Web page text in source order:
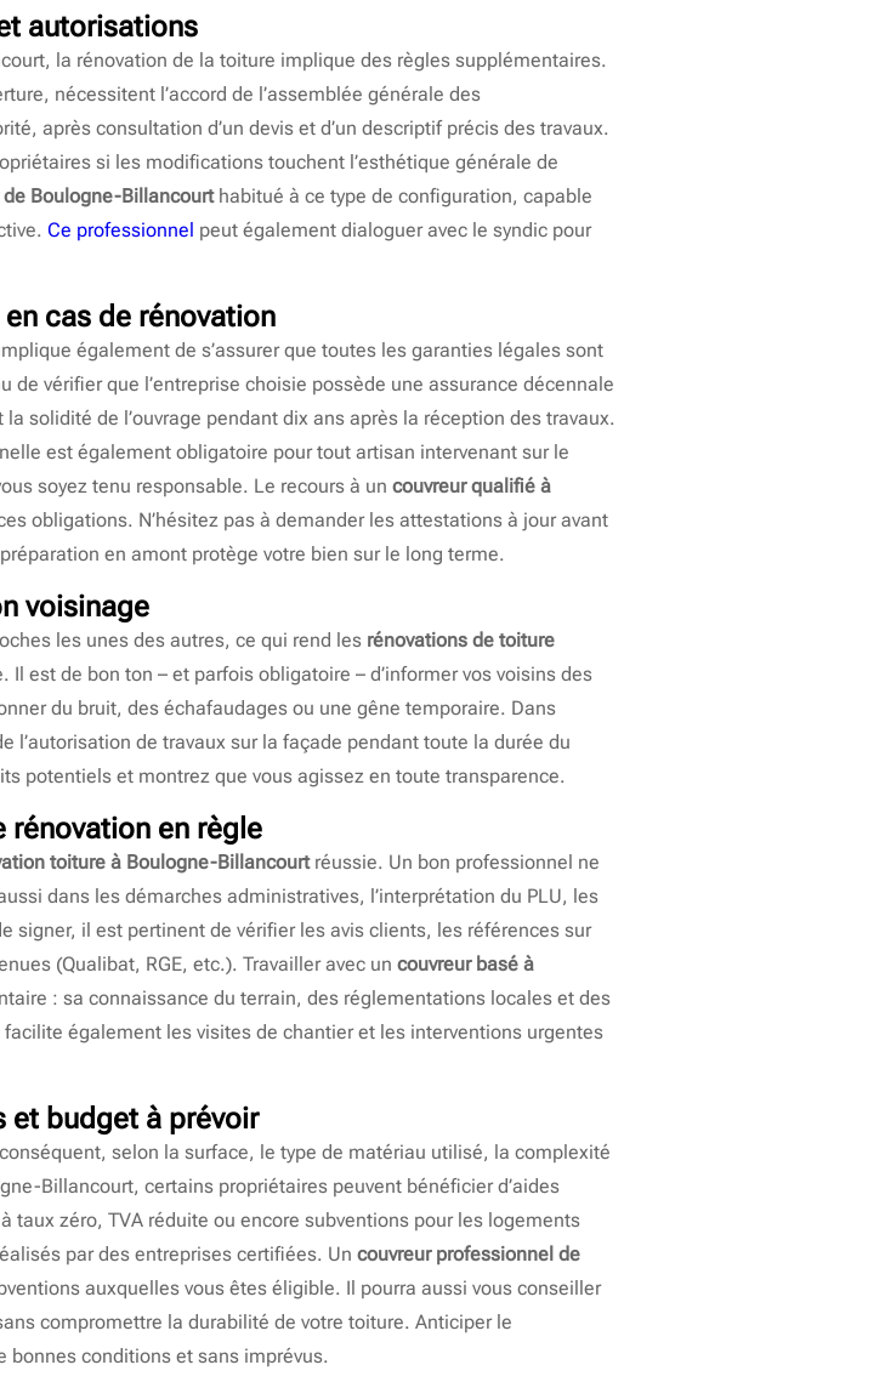
autorisations
la rénovation de la toiture implique des règles supplémentaires.
nécessitent l’accord de l’assemblée générale des
après consultation d’un devis et d’un descriptif précis des travaux.
si les modifications touchent l’esthétique générale de
de Boulogne-Billancourthabitué à ce type de configuration, capable
Ce professionnel peut également dialoguer avec le syndic pour
cas de rénovation
également de s’assurer que toutes les garanties légales sont
vérifier que l’entreprise choisie possède une assurance décennale
solidité de l’ouvrage pendant dix ans après la réception des travaux.
est également obligatoire pour tout artisan intervenant sur le
soyez tenu responsable. Le recours à un couvreur qualifié à
obligations. N’hésitez pas à demander les attestations à jour avant
en amont protège votre bien sur le long terme.
voisinage
les unes des autres, ce qui rend les rénovations de toiture
est de bon ton – et parfois obligatoire – d’informer vos voisins des
du bruit, des échafaudages ou une gêne temporaire. Dans
de travaux sur la façade pendant toute la durée du
potentiels et montrez que vous agissez en toute transparence.
rénovation en règle
toiture à Boulogne-Billancourtréussie. Un bon professionnel ne
dans les démarches administratives, l’interprétation du PLU, les
signer, il est pertinent de vérifier les avis clients, les références sur
(Qualibat, RGE, etc.). Travailler avec un couvreur basé à
: sa connaissance du terrain, des réglementations locales et des
également les visites de chantier et les interventions urgentes
et budget à prévoir
selon la surface, le type de matériau utilisé, la complexité
Billancourt, certains propriétaires peuvent bénéficier d’aides
taux zéro, TVA réduite ou encore subventions pour les logements
par des entreprises certifiées. Un couvreur professionnel de
auxquelles vous êtes éligible. Il pourra aussi vous conseiller
compromettre la durabilité de votre toiture. Anticiper le
bonnes conditions et sans imprévus.